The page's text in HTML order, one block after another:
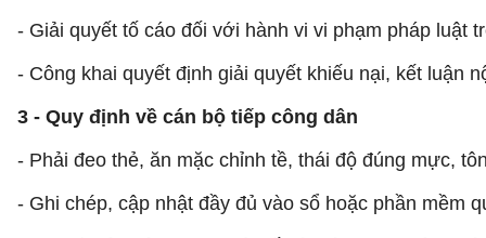
- Giải quyết tố cáo đối với hành vi vi phạm pháp luật
- Công khai quyết định giải quyết khiếu nại, kết luận
3 - Quy định về cán bộ tiếp công dân
- Phải đeo thẻ, ăn mặc chỉnh tề, thái độ đúng mực,
- Ghi chép, cập nhật đầy đủ vào sổ hoặc phần mềm